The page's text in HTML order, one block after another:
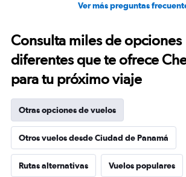
Ver más preguntas
Consulta miles de opciones
diferentes que te ofrece
para tu próximo viaje
Otras opciones de vuelos
Otros vuelos desde Ciudad de Panamá
Rutas alternativas Vuelos populares